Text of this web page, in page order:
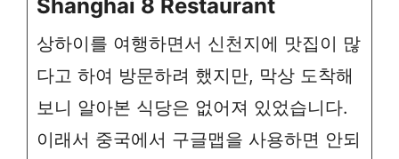
Shanghai 8 Restaurant
상하이를 여행하면서 신천지에 맛집이 많
다고 하여 방문하려 했지만, 막상 도착해
보니 알아본 식당은 없어져 있었습니다.
이래서 중국에서 구글맵을 사용하면 안되